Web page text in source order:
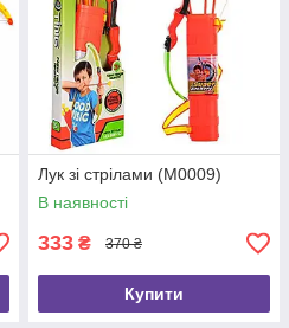
Лук зі стрілами (M0009)
В наявності
333 ₴ 370 ₴
Купити